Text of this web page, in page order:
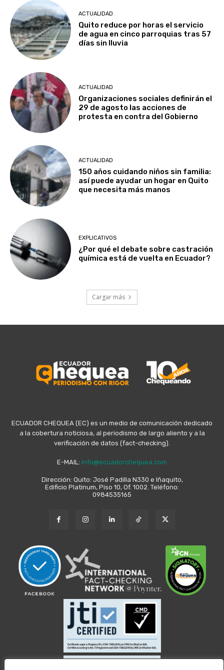
ACTUALIDAD
Quito reduce por horas el servicio
de agua en cinco parroquias tras 57
días sin lluvia
ACTUALIDAD
Organizaciones sociales definirán el
29 de agosto las acciones de
protesta en contra del Gobierno
ACTUALIDAD
150 años cuidando niños sin familia:
así puede ayudar un hogar en Quito
que necesita más manos
EXPLICATIVOS
¿Por qué el debate sobre castración
química está de vuelta en Ecuador?
Cargar más
ECUADOR CHEQUEA (EC) es un medio de comunicación dedicado
a la cobertura noticiosa, al periodismo de largo aliento y a la
verificación de datos (fact-checking).
E-MAIL: info@ecuadorchequea.com
Dirección: Quito: José Padilla N330 e Iñaquito,
Edificio Platinum, Piso 10, Of. 1002. Teléfono:
0984535165